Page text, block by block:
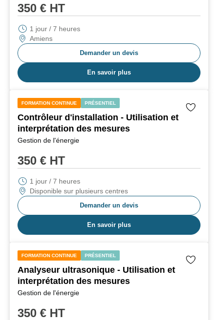
350 € HT
Amiens
1 jour / 7 heures
Demander un devis
En savoir plus
FORMATION CONTINUE PRÉSENTIEL
Contrôleur d'installation - Utilisation et
interprétation des mesures
Gestion de l'énergie
350 € HT
Disponible sur plusieurs centres
1 jour / 7 heures
Demander un devis
En savoir plus
FORMATION CONTINUE PRÉSENTIEL
Analyseur ultrasonique - Utilisation et
interprétation des mesures
Gestion de l'énergie
350 € HT